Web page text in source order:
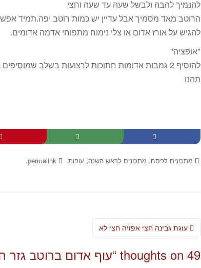
להנמיך להבה ולבשל שעה עד שעה וחצי
הרוטב מאד מסמיך אבל עדיין יש כמות רוטב יפה.תמיד
להגיש על אורז אדום או צלי נימוח מתפוחי אדמה אדומים.
"אופציה"
להוסיף 2 גמבות אדומות חתוכות לרצועות בשלב שמוסיפים את יתר המרכיבים.
תהנו
מתכונים לפסח, מתכונים לראש השנה, עופות.
permalink
.
49 thoughts on “ עוף אדום ברוטב גזר